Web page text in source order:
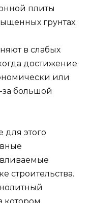
плиты
грунтах.
в слабых
достижение
или
большой
для этого
строительства.